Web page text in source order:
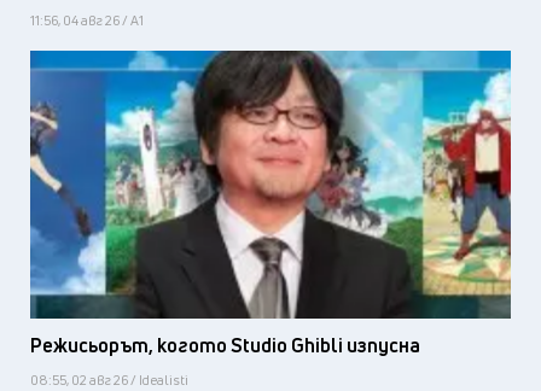
11:56, 04 авг 26 / А1
Режисьорът, когото Studio Ghibli изпусна
08:55, 02 авг 26 / Idealisti